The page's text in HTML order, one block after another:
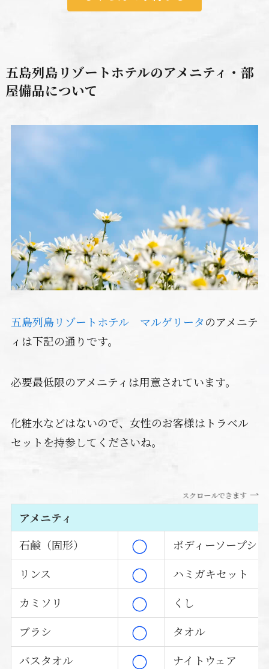
五島列島リゾートホテルのアメニティ・部
屋備品について
五島列島リゾートホテル マルゲリータのアメニテ
ィは下記の通りです。
必要最低限のアメニティは用意されています。
化粧水などはないので、女性のお客様はトラベル
セットを持参してくださいね。
スクロールできます
アメニティ
石鹸（固形）
ボディーソープシ
リンス
ハミガキセット
カミソリ
くし
ブラシ
タオル
バスタオル
ナイトウェア